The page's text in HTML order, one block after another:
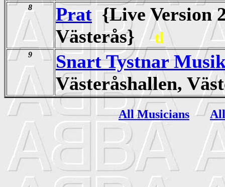
8 Prat{Live Version
Västerås}tl
9
Snart Tystnar
Västeråshallen,
All Musicians